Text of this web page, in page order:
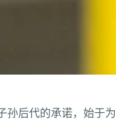
孙后代的承诺，始于为